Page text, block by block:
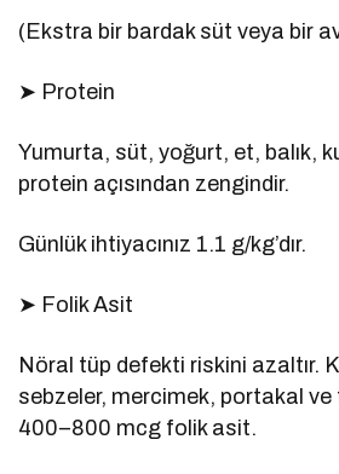
(Ekstra bir bardak süt veya bir
➤ Protein
Yumurta, süt, yoğurt, et, balık,
protein açısından zengindir.
Günlük ihtiyacınız 1.1 g/kg’dır.
➤ Folik Asit
Nöral tüp defekti riskini azaltır.
sebzeler, mercimek, portakal
400–800 mcg folik asit.